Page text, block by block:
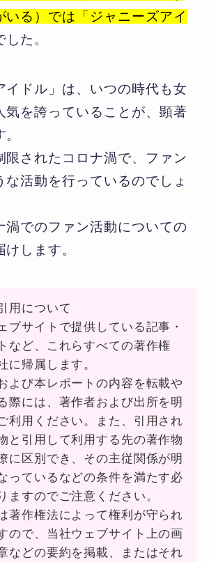
いる）では「ジャニーズアイ
した。
イドル」は、いつの時代も女
気を誇っていることが、顕著
限されたコロナ渦で、ファン
な活動を行っているのでしょ
渦でのファン活動についての
します。
用について
ブサイトで提供している記事・
など、これらすべての著作権
に帰属します。
よび本レポートの内容を転載や
際には、著作者および出所を明
利用ください。また、引用され
と引用して利用する先の著作物
に区別でき、その主従関係が明
っているなどの条件を満たす必
ますのでご注意ください。
著作権法によって権利が守られ
ので、当社ウェブサイト上の画
などの要約を掲載、またはそれ